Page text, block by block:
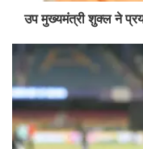
उप मुख्यमंत्री शुक्ल ने